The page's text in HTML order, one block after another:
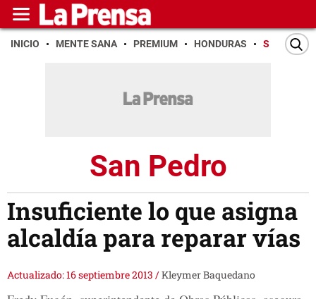
INICIO MENTE SANA PREMIUM HONDURAS SAN PEDRO
San Pedro
Insuficiente lo que asigna
alcaldía para reparar vías
Actualizado: 16 septiembre 2013 /Kleymer Baquedano